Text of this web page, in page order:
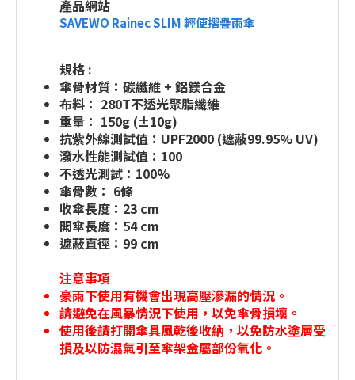
產品網站
SAVEWO Rainec SLIM 輕便摺疊雨傘
規格 :
傘骨材質：碳纖維 + 鋁鎂合金
布料： 280T不透光聚脂纖維
重量： 150g (±10g)
抗紫外線測試值：UPF2000 (遮蔽99.95% UV)
潑水性能測試值：100
不透光測試：100%
傘骨數： 6條
收傘長度：23 cm
開傘長度：54 cm
遮蔽直徑：99 cm
注意事項
豪雨下使用有機會出現高壓滲漏的情況。
請避免在風暴情況下使用，以免傘骨損壞。
使用後請打開傘具風乾後收納，以免防水塗層受
損及以防濕氣引至傘架金屬部份氧化。